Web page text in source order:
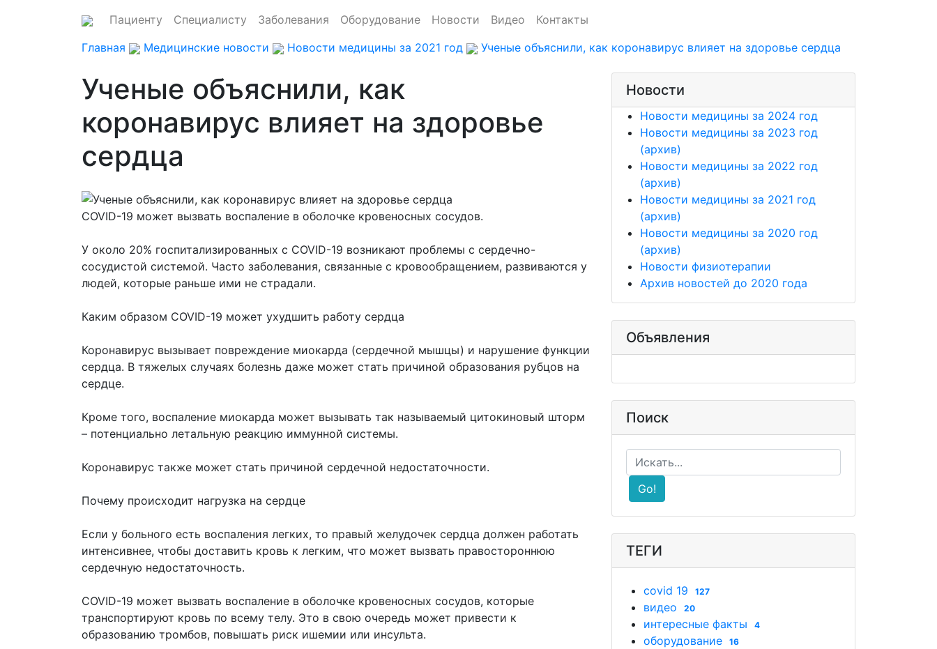
Пациенту Специалисту Заболевания Оборудование Новости Видео
Контакты
Главная
Медицинские новости Новости медицины за 2021 год Ученые объяснили, как коронавирус влияет на здоровье сердца
Ученые объяснили, как
коронавирус влияет на здоровье
сердца
COVID-19 может вызвать воспаление в оболочке кровеносных сосудов.
У около 20% госпитализированных с COVID-19 возникают проблемы с сердечно-
сосудистой системой. Часто заболевания, связанные с кровообращением, развиваются у
людей, которые раньше ими не страдали.
Каким образом COVID-19 может ухудшить работу сердца
Коронавирус вызывает повреждение миокарда (сердечной мышцы) и нарушение функции
сердца. В тяжелых случаях болезнь даже может стать причиной образования рубцов на
сердце.
Кроме того, воспаление миокарда может вызывать так называемый цитокиновый шторм
– потенциально летальную реакцию иммунной системы.
Коронавирус также может стать причиной сердечной недостаточности.
Почему происходит нагрузка на сердце
Если у больного есть воспаления легких, то правый желудочек сердца должен работать
интенсивнее, чтобы доставить кровь к легким, что может вызвать правостороннюю
сердечную недостаточность.
COVID-19 может вызвать воспаление в оболочке кровеносных сосудов, которые
транспортируют кровь по всему телу. Это в свою очередь может привести к
образованию тромбов, повышать риск ишемии или инсульта.
Новости
Новости медицины за 2024 год
Новости медицины за 2023 год
(архив)
Новости медицины за 2022 год
(архив)
Новости медицины за 2021 год
(архив)
Новости медицины за 2020 год
(архив)
Новости физиотерапии
Архив новостей до 2020 года
Объявления
Поиск
Go!
ТЕГИ
covid 19 127
видео 20
интересные факты 4
оборудование 16